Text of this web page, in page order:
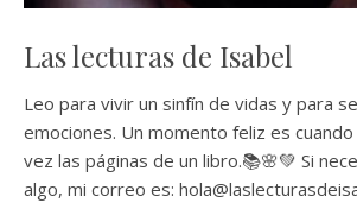
Las lecturas de Isabel
Leo para vivir un sinfín de vidas y para
emociones. Un momento feliz es
vez las páginas de un libro.📚🌸💚 Si
algo, mi correo es: